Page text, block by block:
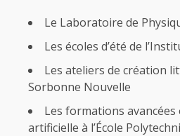
Le Laboratoire de
Les écoles d’été de
Les ateliers de création
Sorbonne Nouvelle
Les formations
artificielle à l’École